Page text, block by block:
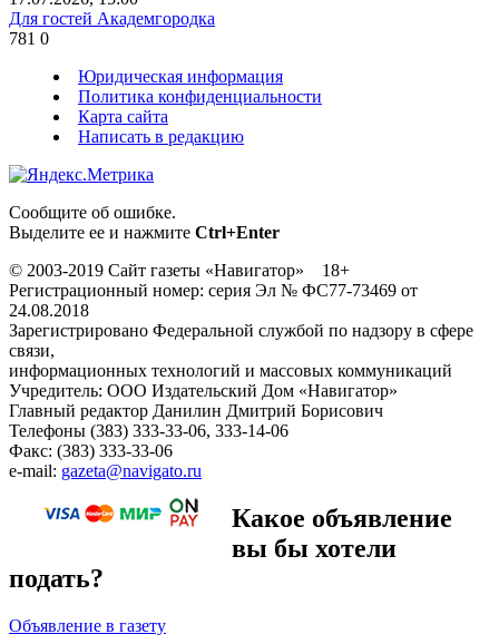
Для гостей Академгородка
781 0
Юридическая информация
Политика конфиденциальности
Карта сайта
Написать в редакцию
Сообщите об ошибке.
Выделите ее и нажмите Ctrl+Enter
© 2003-2019 Сайт газеты «Навигатор» 18+
Регистрационный номер: серия Эл № ФС77-73469 от
24.08.2018
Зарегистрировано Федеральной службой по надзору в сфере
связи,
информационных технологий и массовых коммуникаций
Учредитель: ООО Издательский Дом «Навигатор»
Главный редактор Данилин Дмитрий Борисович
Телефоны (383) 333-33-06, 333-14-06
Факс: (383) 333-33-06
e-mail: gazeta@navigato.ru
Какое объявление
вы бы хотели
подать?
Объявление в газету